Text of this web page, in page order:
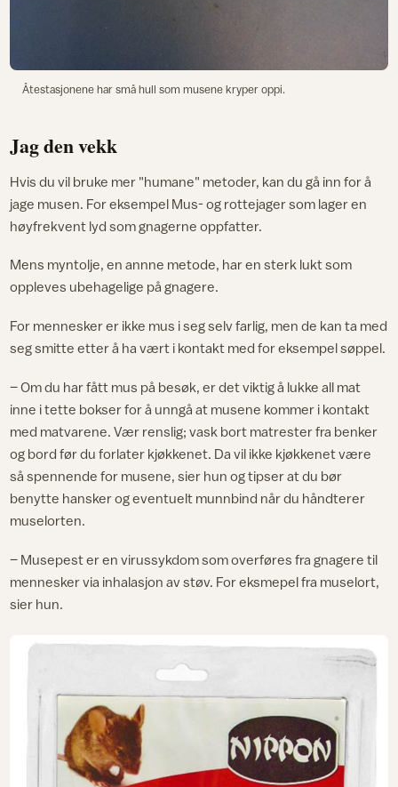
Åtestasjonene har små hull som musene kryper oppi.
Jag den vekk
Hvis du vil bruke mer "humane" metoder, kan du gå inn for å
jage musen. For eksempel Mus- og rottejager som lager en
høyfrekvent lyd som gnagerne oppfatter.
Mens myntolje, en annne metode, har en sterk lukt som
oppleves ubehagelige på gnagere.
For mennesker er ikke mus i seg selv farlig, men de kan ta med
seg smitte etter å ha vært i kontakt med for eksempel søppel.
– Om du har fått mus på besøk, er det viktig å lukke all mat
inne i tette bokser for å unngå at musene kommer i kontakt
med matvarene. Vær renslig; vask bort matrester fra benker
og bord før du forlater kjøkkenet. Da vil ikke kjøkkenet være
så spennende for musene, sier hun og tipser at du bør
benytte hansker og eventuelt munnbind når du håndterer
muselorten.
– Musepest er en virussykdom som overføres fra gnagere til
mennesker via inhalasjon av støv. For eksmepel fra muselort,
sier hun.